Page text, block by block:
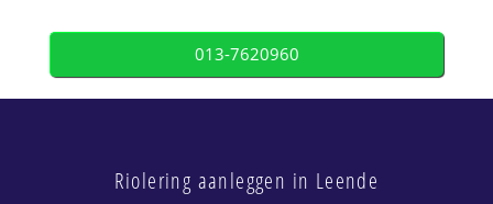
013-7620960
Riolering aanleggen in Leende